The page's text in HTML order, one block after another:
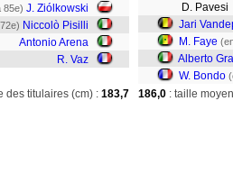
85e) J. Ziólkowski
Niccolò Pisilli
Antonio Arena
R. Vaz
D. Pavesi
Jari
M. Faye
Alberto
W. Bondo
des titulaires (cm) : 183,7 186,0 : taille